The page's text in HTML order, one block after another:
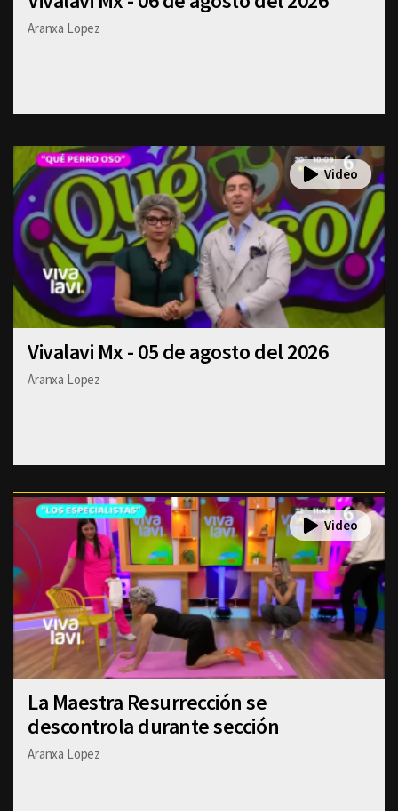
Aranxa Lopez
Vivalavi Mx - 05 de agosto del 2026
Aranxa Lopez
La Maestra Resurrección se
descontrola durante sección
Aranxa Lopez